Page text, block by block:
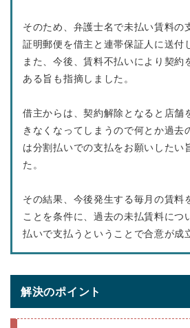
そのため、弁護士名で未払い賃料の
証明郵便を借主と連帯保証人に送付
また、今後、賃料不払いにより契約
ある旨も指摘しました。
借主からは、契約解除となると店舗
きなくなってしまうので何とか過去
は分割払いでの支払をお願いしたい
た。
その結果、今後発生する毎月の賃料
ことを条件に、過去の未払賃料につ
払いで支払うということで合意が成
解決のポイント